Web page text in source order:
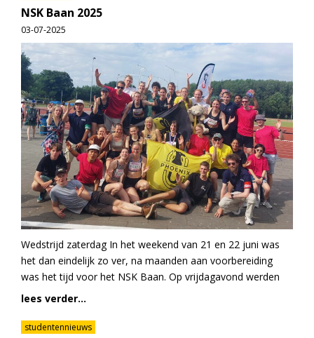
NSK Baan 2025
03-07-2025
Wedstrijd zaterdag In het weekend van 21 en 22 juni was
het dan eindelijk zo ver, na maanden aan voorbereiding
was het tijd voor het NSK Baan. Op vrijdagavond werden
lees verder...
studentennieuws